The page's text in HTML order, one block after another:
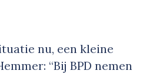
nu, een kleine
“Bij BPD nemen